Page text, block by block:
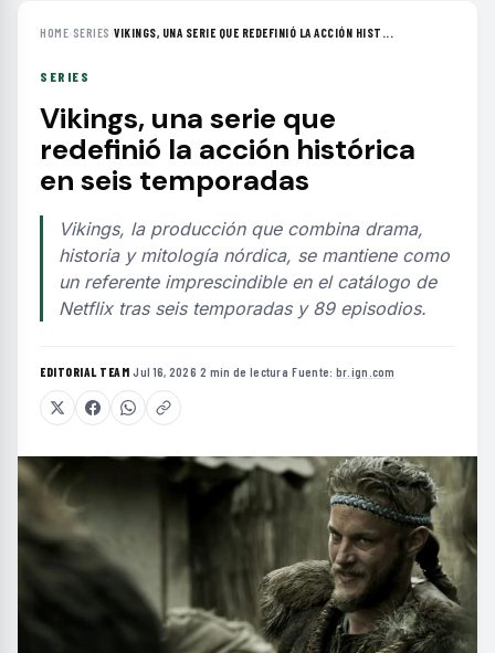
HOME› SERIES ›VIKINGS, UNA SERIE QUE REDEFINIÓ LA ACCIÓN HIST...
SERIES
Vikings, una serie que
redefinió la acción histórica
en seis temporadas
Vikings, la producción que combina drama,
historia y mitología nórdica, se mantiene como
un referente imprescindible en el catálogo de
Netflix tras seis temporadas y 89 episodios.
EDITORIAL TEAM·Jul 16, 2026·2 min de lectura·Fuente: br.ign.com